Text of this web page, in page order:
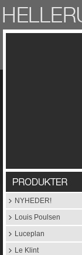
NYHEDER!
Louis Poulsen
Luceplan
Le Klint